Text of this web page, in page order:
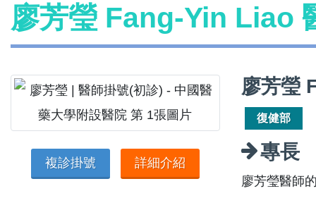
廖芳瑩 Fang-Yin Liao
複診掛號 詳細介紹
廖芳瑩
復健部
專長
廖芳瑩醫師